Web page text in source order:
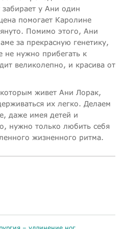
у Ани один
помогает Каролине
Помимо этого, Ани
за прекрасную генетику,
не нужно прибегать к
великолепно, и красива от
живет Ани Лорак,
их легко. Делаем
даже имея детей и
нужно только любить себя
жизненного ритма.